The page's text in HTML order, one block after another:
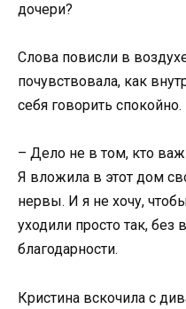
дочери?
Слова повисли в
почувствовала, как
себя говорить спокойно.
– Дело не в том, кто
Я вложила в этот дом
нервы. И я не хочу,
уходили просто так, без
благодарности.
Кристина вскочила с